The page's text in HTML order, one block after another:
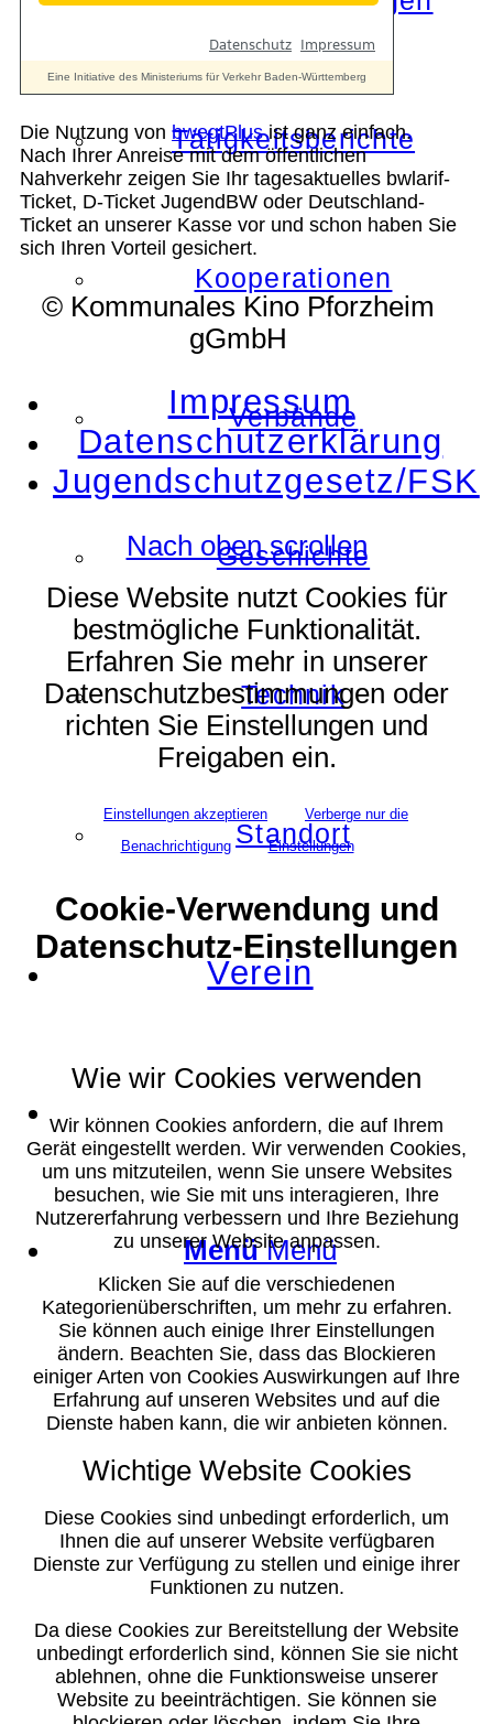
Tätigkeitsberichte
Kooperationen
Verbände
Geschichte
Technik
Standort
Verein
Suche
Menü Menü
Die Nutzung von bwegtPlusist ganz einfach.
Nach Ihrer Anreise mit dem öffentlichen
Nahverkehr zeigen Sie Ihr tagesaktuelles bwlarif-
Ticket, D-Ticket JugendBW oder Deutschland-
Ticket an unserer Kasse vor und schon haben Sie
sich Ihren Vorteil gesichert.
© Kommunales Kino Pforzheim
gGmbH
Impressum
Datenschutzerklärung
Jugendschutzgesetz/FSK
Nach oben scrollen
Diese Website nutzt Cookies für
bestmögliche Funktionalität.
Erfahren Sie mehr in unserer
Datenschutzbestimmungen oder
richten Sie Einstellungen und
Freigaben ein.
Einstellungen akzeptieren
Verberge nur die
Benachrichtigung
Einstellungen
Cookie-Verwendung und
Datenschutz-Einstellungen
Wie wir Cookies verwenden
Wir können Cookies anfordern, die auf Ihrem
Gerät eingestellt werden. Wir verwenden Cookies,
um uns mitzuteilen, wenn Sie unsere Websites
besuchen, wie Sie mit uns interagieren, Ihre
Nutzererfahrung verbessern und Ihre Beziehung
zu unserer Website anpassen.
Klicken Sie auf die verschiedenen
Kategorienüberschriften, um mehr zu erfahren.
Sie können auch einige Ihrer Einstellungen
ändern. Beachten Sie, dass das Blockieren
einiger Arten von Cookies Auswirkungen auf Ihre
Erfahrung auf unseren Websites und auf die
Dienste haben kann, die wir anbieten können.
Wichtige Website Cookies
Diese Cookies sind unbedingt erforderlich, um
Ihnen die auf unserer Website verfügbaren
Dienste zur Verfügung zu stellen und einige ihrer
Funktionen zu nutzen.
Da diese Cookies zur Bereitstellung der Website
unbedingt erforderlich sind, können Sie sie nicht
ablehnen, ohne die Funktionsweise unserer
Website zu beeinträchtigen. Sie können sie